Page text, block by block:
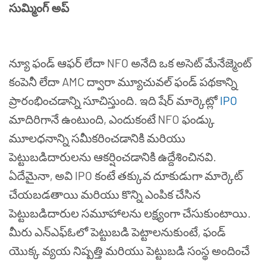
సుమ్మింగ్అప్
న్యూఫండ్ ఆఫర్లేదా NFO అనేదిఒకఅసెట్మేనేజ్మెంట్
కంపెనీలేదా AMC ద్వారామ్యూచువల్ఫండ్ పథకాన్ని
ప్రారంభించడాన్నిసూచిస్తుంది. ఇదిషేర్మార్కెట్లోIPO
మాదిరిగానేఉంటుంది, ఎందుకంటే NFO ఫండ్కు
మూలధనాన్నిసమీకరించడానికిమరియు
పెట్టుబడిదారులనుఆకర్షించడానికిఉద్దేశించినవి.
ఏదేమైనా, అవి IPO కంటేతక్కువదూకుడుగామార్కెట్
చేయబడతాయి మరియుకొన్నిఎంపికచేసిన
పెట్టుబడిదారులసమూహాలనులక్ష్యంగాచేసుకుంటాయి.
మీరుఎన్ఎఫ్ఓలోపెట్టుబడి పెట్టాలనుకుంటే, ఫండ్
యొక్కవ్యయ నిష్పత్తి మరియుపెట్టుబడి సంస్థఅందించే